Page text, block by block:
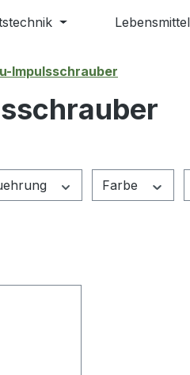
Lebensmittel
Impulsschrauber
Farbe